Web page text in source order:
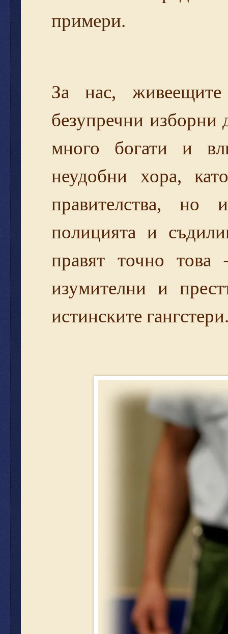
примери.
За нас,
безупречни изборни
много богати и
неудобни хора,
правителства, но
полицията и
правят точно
изумителни и
истинските